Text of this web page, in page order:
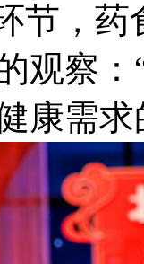
节，
观察
康需求